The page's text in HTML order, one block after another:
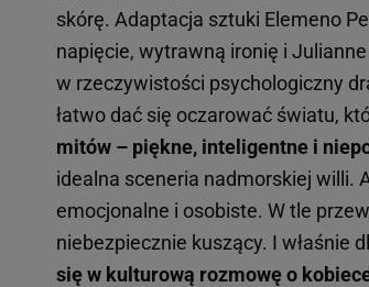
skórę. Adaptacja sztuki Elemeno
napięcie, wytrawną ironię i
w rzeczywistości psychologiczny
łatwo dać się oczarować światu,
mitów – piękne, inteligentne i
idealna sceneria nadmorskiej willi.
emocjonalne i osobiste. W tle
niebezpiecznie kuszący. I właśnie
się w kulturową rozmowę o